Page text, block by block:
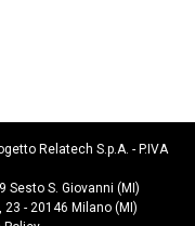
Relatech S.p.A. - P.IVA
Sesto S. Giovanni (MI)
- 20146 Milano (MI)